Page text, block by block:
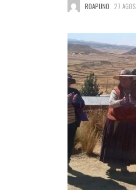
ROAPUNO 27